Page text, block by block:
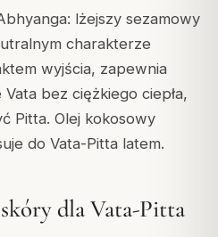
lżejszy sezamowy
charakterze
wyjścia, zapewnia
bez ciężkiego ciepła,
Pitta. Olej kokosowy
do Vata-Pitta latem.
dla Vata-Pitta